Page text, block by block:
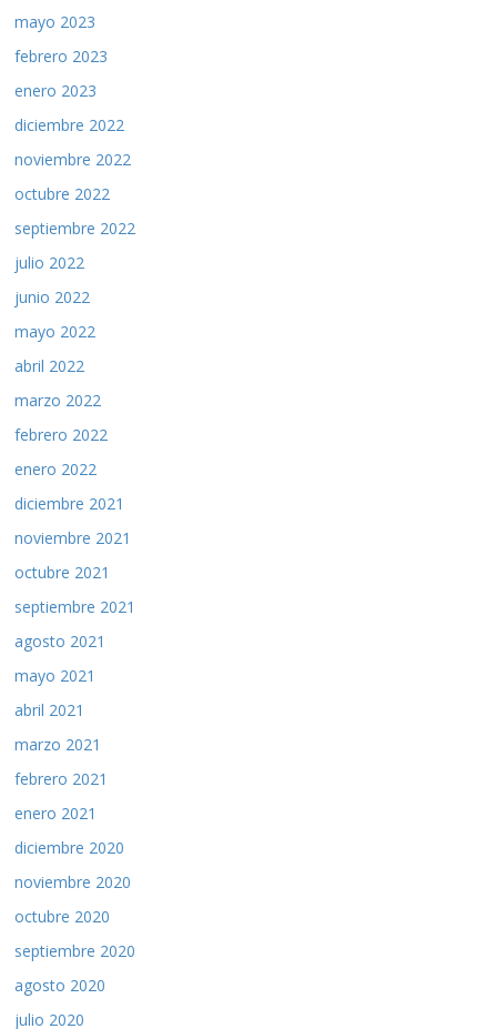
mayo 2023
febrero 2023
enero 2023
diciembre 2022
noviembre 2022
octubre 2022
septiembre 2022
julio 2022
junio 2022
mayo 2022
abril 2022
marzo 2022
febrero 2022
enero 2022
diciembre 2021
noviembre 2021
octubre 2021
septiembre 2021
agosto 2021
mayo 2021
abril 2021
marzo 2021
febrero 2021
enero 2021
diciembre 2020
noviembre 2020
octubre 2020
septiembre 2020
agosto 2020
julio 2020